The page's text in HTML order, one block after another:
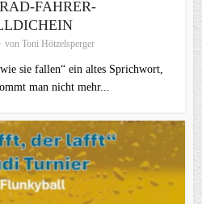
FAHRER-
von Toni Hötzelsperger
sie fallen“ ein altes Sprichwort,
man nicht mehr...